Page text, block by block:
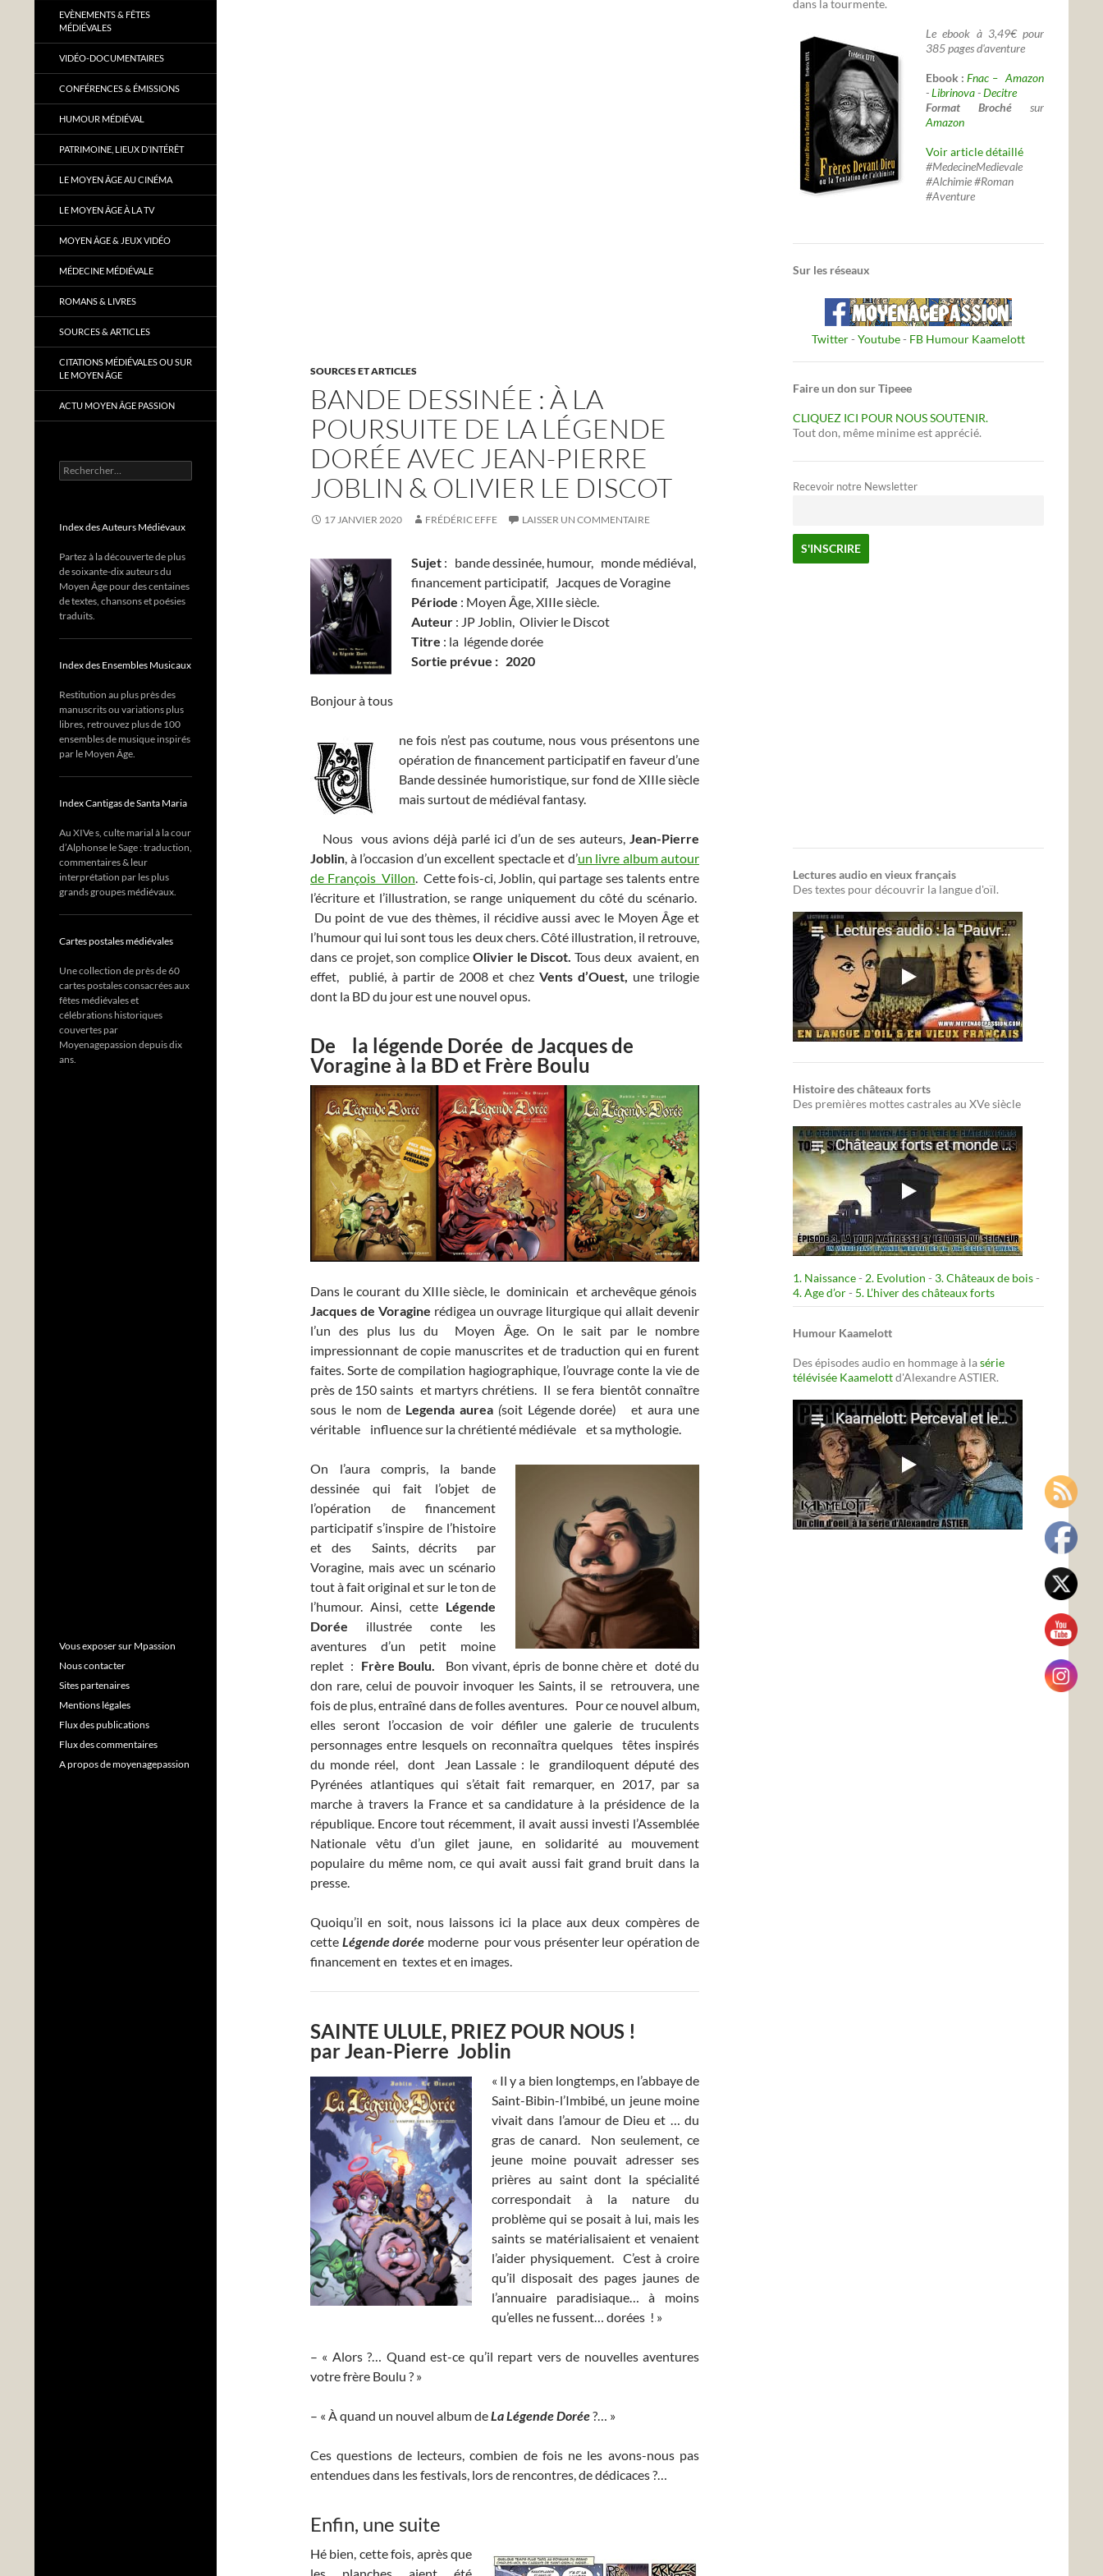
SOURCES ET ARTICLES
BANDE DESSINÉE : À LA
POURSUITE DE LA LÉGENDE
DORÉE AVEC JEAN-PIERRE
JOBLIN & OLIVIER LE DISCOT
17 JANVIER 2020 FRÉDÉRIC EFFE LAISSER UN COMMENTAIRE
Sujet : bande dessinée, humour, monde médiéval,
financement participatif, Jacques de Voragine
Période : Moyen Âge, XIIIe siècle.
Auteur : JP Joblin, Olivier le Discot
Titre : la légende dorée
Sortie prévue : 2020
Bonjour à tous
ne fois n’est pas coutume, nous vous présentons une
opération de financement participatif en faveur d’une
Bande dessinée humoristique, sur fond de XIIIe siècle
mais surtout de médiéval fantasy.
Nous vous avions déjà parlé ici d’un de ses auteurs, Jean-Pierre
Joblin, à l’occasion d’un excellent spectacle et d’un livre album autour
de François Villon. Cette fois-ci, Joblin, qui partage ses talents entre
l’écriture et l’illustration, se range uniquement du côté du scénario.
Du point de vue des thèmes, il récidive aussi avec le Moyen Âge et
l’humour qui lui sont tous les deux chers. Côté illustration, il retrouve,
dans ce projet, son complice Olivier le Discot. Tous deux avaient, en
effet, publié, à partir de 2008 et chezVents d’Ouest, une trilogie
dont la BD du jour est une nouvel opus.
De la légende Dorée de Jacques de
Voragine à la BD et Frère Boulu
Dans le courant du XIIIe siècle, le dominicain et archevêque génois
Jacques de Voragine rédigea un ouvrage liturgique qui allait devenir
l’un des plus lus du Moyen Âge. On le sait par le nombre
impressionnant de copie manuscrites et de traduction qui en furent
faites. Sorte de compilation hagiographique, l’ouvrage conte la vie de
près de 150 saints et martyrs chrétiens. Il se fera bientôt connaître
sous le nom de Legenda aurea(soit Légende dorée) et aura une
véritable
influence sur la chrétienté médiévale et sa mythologie.
On l’aura compris, la bande
dessinée qui fait l’objet de
l’opération de financement
participatif s’inspire de l’histoire
et des Saints, décrits par
Voragine, mais avec un scénario
tout à fait original et sur le ton de
l’humour. Ainsi, cette Légende
Dorée illustrée conte les
aventures d’un petit moine
replet : Frère Boulu. Bon vivant, épris de bonne chère et doté du
don rare, celui de pouvoir invoquer les Saints, il se retrouvera, une
fois de plus, entraîné dans de folles aventures. Pour ce nouvel album,
elles seront l’occasion de voir défiler une galerie de truculents
personnages entre lesquels on reconnaîtra quelques têtes inspirés
du monde réel,
dont Jean Lassale : le grandiloquent député des
Pyrénées atlantiques qui s’était fait remarquer, en 2017, par sa
marche à travers la France et sa candidature à la présidence de la
république. Encore tout récemment, il avait aussi investi l’Assemblée
Nationale vêtu d’un gilet jaune, en solidarité au mouvement
populaire du même nom, ce qui avait aussi fait grand bruit dans la
presse.
Quoiqu’il en soit, nous laissons ici la place aux deux compères de
cette Légende dorée moderne pour vous présenter leur opération de
financement en textes et en images.
SAINTE ULULE, PRIEZ POUR NOUS !
par Jean-Pierre Joblin
« Il y a bien longtemps, en l’abbaye de
Saint-Bibin-l’Imbibé, un jeune moine
vivait dans l’amour de Dieu et … du
gras de canard. Non seulement, ce
jeune moine pouvait adresser ses
prières au saint dont la spécialité
correspondait à la nature du
problème qui se posait à lui, mais les
saints se matérialisaient et venaient
l’aider physiquement. C’est à croire
qu’il disposait des pages jaunes de
l’annuaire paradisiaque… à moins
qu’elles ne fussent… dorées ! »
– « Alors ?… Quand est-ce qu’il repart vers de nouvelles aventures
votre frère Boulu ? »
– « À quand un nouvel album deLa Légende Dorée?… »
Ces questions de lecteurs, combien de fois ne les avons-nous pas
entendues dans les festivals, lors de rencontres, de dédicaces ?…
Enfin, une suite
Hé bien, cette fois, après que
dans la tourmente.
Le ebook à 3,49€ pour
385 pages d'aventure
Ebook :Fnac – Amazon
-Librinova-Decitre
Format Broché sur
Amazon
Voir article détaillé
#MedecineMedievale
#Alchimie #Roman
#Aventure
Sur les réseaux
Twitter- Youtube- FB Humour Kaamelott
Faire un don sur Tipeee
CLIQUEZ ICI POUR NOUS SOUTENIR.
Tout don, même minime est apprécié.
Recevoir notre Newsletter
Lectures audio en vieux français
Des textes pour découvrir la langue d'oïl.
Histoire des châteaux forts
Des premières mottes castrales au XVe siècle
1. Naissance- 2. Evolution - 3. Châteaux de bois-
4. Age d’or- 5. L’hiver des châteaux forts
Humour Kaamelott
Des épisodes audio en hommage à lasérie
télévisée Kaamelottd'Alexandre ASTIER.
EVÈNEMENTS & FÊTES
MÉDIÉVALES
VIDÉO-DOCUMENTAIRES
CONFÉRENCES & ÉMISSIONS
HUMOUR MÉDIÉVAL
PATRIMOINE, LIEUX D’INTÉRÊT
LE MOYEN ÂGE AU CINÉMA
LE MOYEN ÂGE À LA TV
MOYEN ÂGE & JEUX VIDÉO
MÉDECINE MÉDIÉVALE
ROMANS & LIVRES
SOURCES & ARTICLES
CITATIONS MÉDIÉVALES OU SUR
LE MOYEN ÂGE
ACTU MOYEN ÂGE PASSION
Rechercher :
Index des Auteurs Médiévaux
Partez à la découverte de plus
de soixante-dix auteurs du
Moyen Âge pour des centaines
de textes, chansons et poésies
traduits.
Index des Ensembles Musicaux
Restitution au plus près des
manuscrits ou variations plus
libres, retrouvez plus de 100
ensembles de musique inspirés
par le Moyen Âge.
Index Cantigas de Santa Maria
Au XIVe s, culte marial à la cour
d’Alphonse le Sage : traduction,
commentaires & leur
interprétation par les plus
grands groupes médiévaux.
Cartes postales médiévales
Une collection de près de 60
cartes postales consacrées aux
fêtes médiévales et
célébrations historiques
couvertes par
Moyenagepassion depuis dix
ans.
Vous exposer sur Mpassion
Nous contacter
Sites partenaires
Mentions légales
Flux des publications
Flux des commentaires
A propos de moyenagepassion